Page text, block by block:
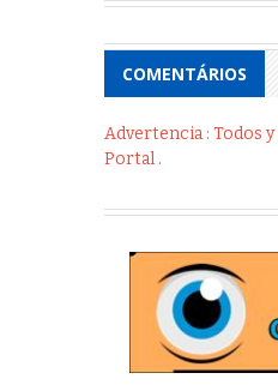
COMENTÁRIOS
Advertencia : Todos
Portal .